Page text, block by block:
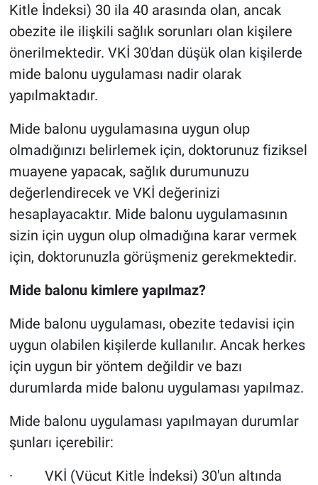
Kitle İndeksi) 30 ila 40 arasında olan, ancak
obezite ile ilişkili sağlık sorunları olan kişilere
önerilmektedir. VKİ 30'dan düşük olan kişilerde
mide balonu uygulaması nadir olarak
yapılmaktadır.
Mide balonu uygulamasına uygun olup
olmadığınızı belirlemek için, doktorunuz fiziksel
muayene yapacak, sağlık durumunuzu
değerlendirecek ve VKİ değerinizi
hesaplayacaktır. Mide balonu uygulamasının
sizin için uygun olup olmadığına karar vermek
için, doktorunuzla görüşmeniz gerekmektedir.
Mide balonu kimlere yapılmaz?
Mide balonu uygulaması, obezite tedavisi için
uygun olabilen kişilerde kullanılır. Ancak herkes
için uygun bir yöntem değildir ve bazı
durumlarda mide balonu uygulaması yapılmaz.
Mide balonu uygulaması yapılmayan durumlar
şunları içerebilir:
· VKİ (Vücut Kitle İndeksi) 30'un altında